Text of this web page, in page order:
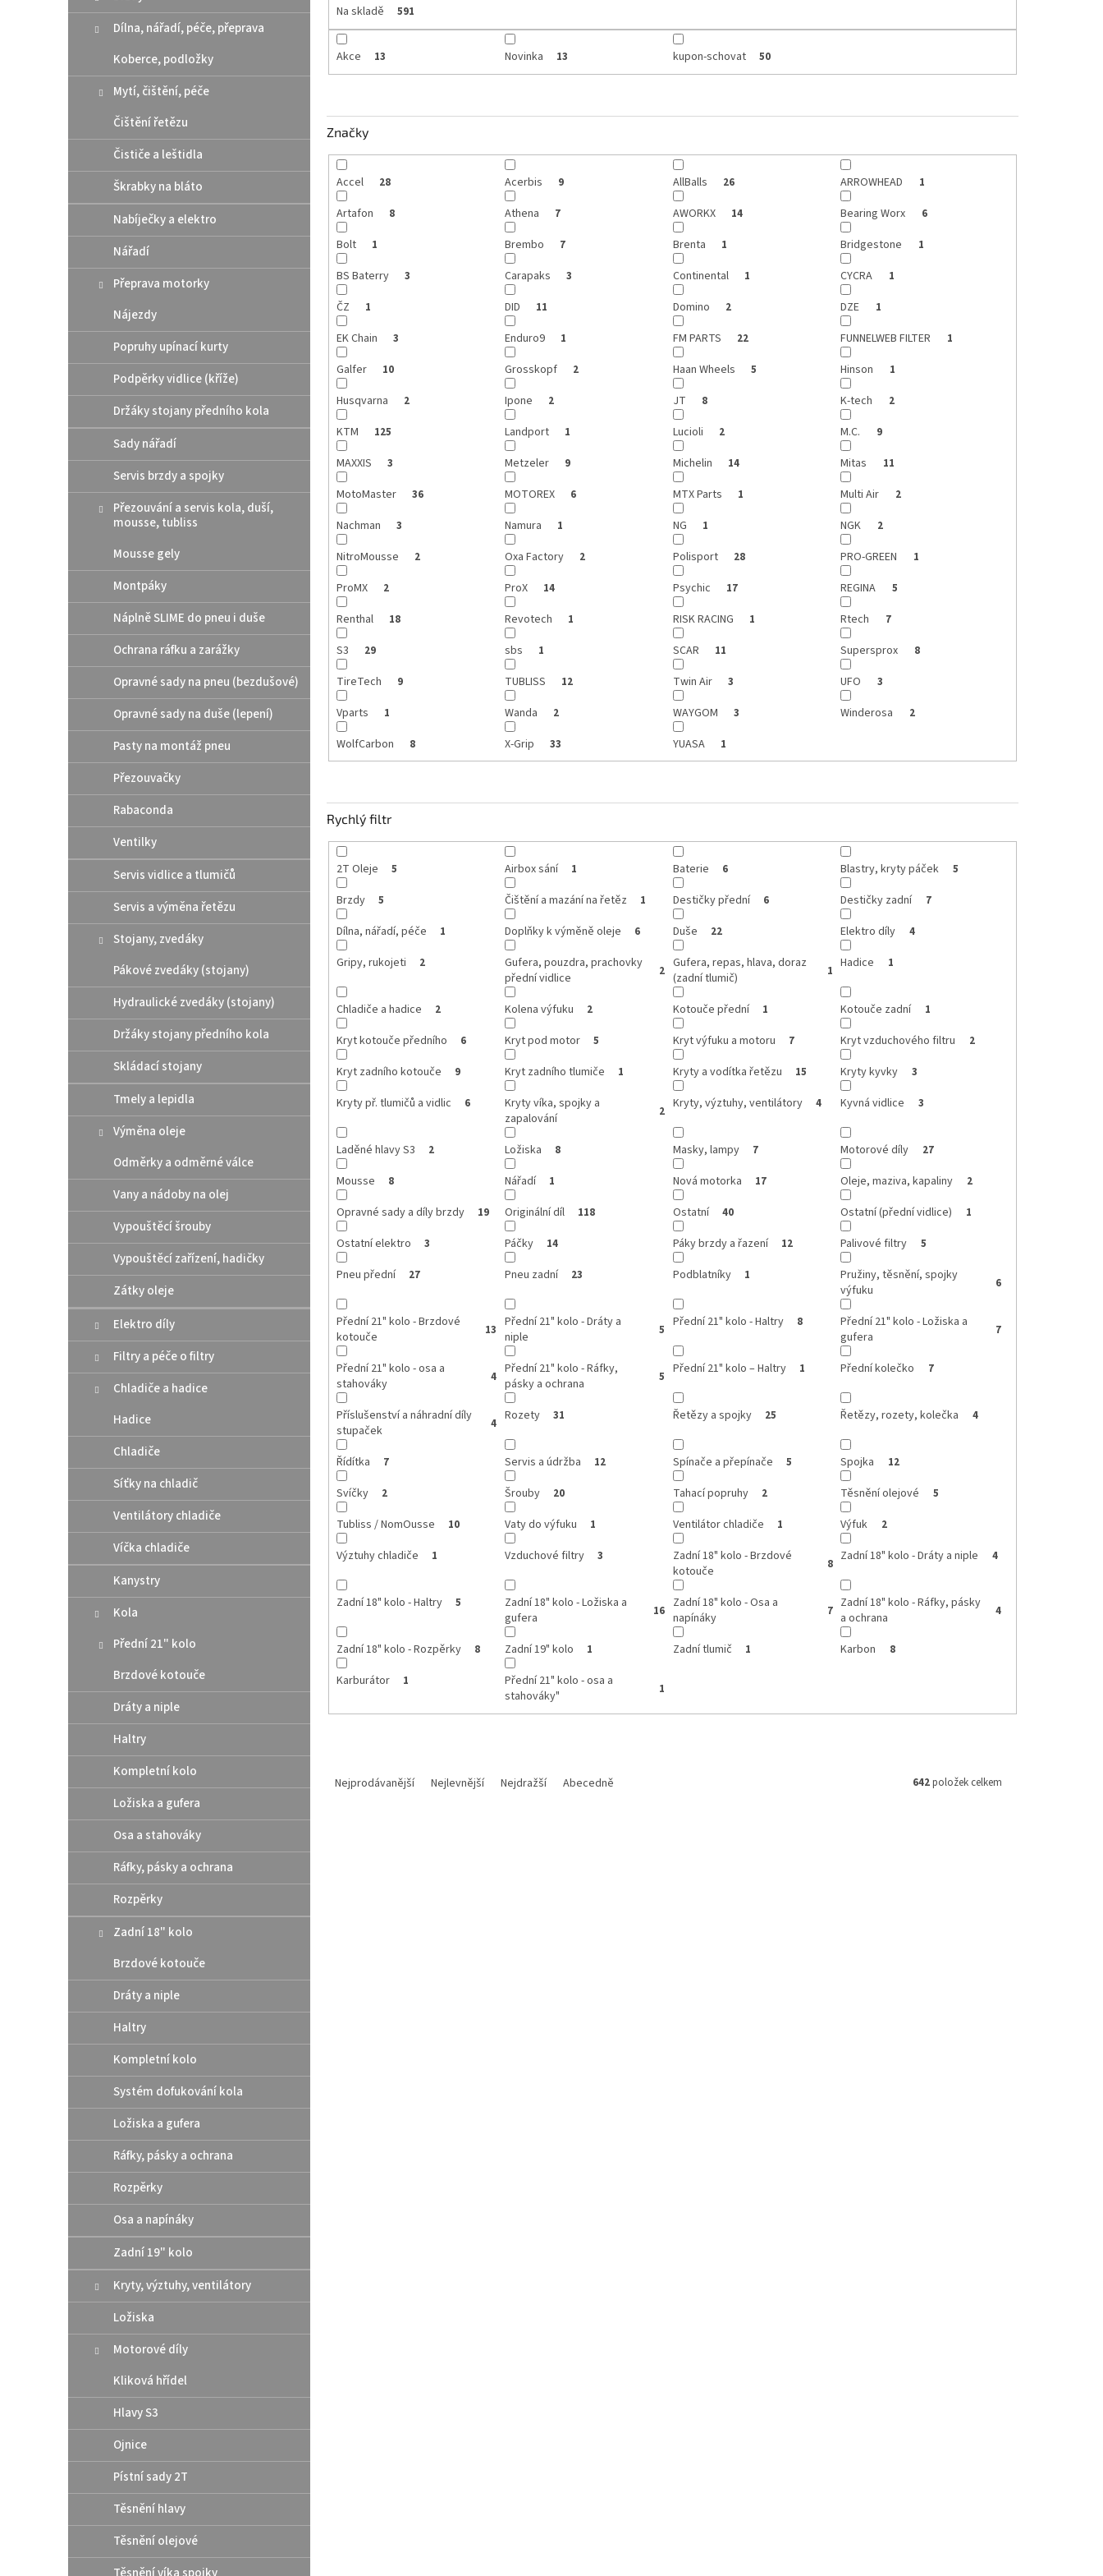
Dílna, nářadí, péče, přeprava
Koberce, podložky
Mytí, čištění, péče
Čištění řetězu
Čističe a leštidla
Škrabky na bláto
Nabíječky a elektro
Nářadí
Přeprava motorky
Nájezdy
Popruhy upínací kurty
Podpěrky vidlice (kříže)
Držáky stojany předního kola
Sady nářadí
Servis brzdy a spojky
Přezouvání a servis kola, duší,
mousse, tubliss
Mousse gely
Montpáky
Náplně SLIME do pneu i duše
Ochrana ráfku a zarážky
Opravné sady na pneu (bezdušové)
Opravné sady na duše (lepení)
Pasty na montáž pneu
Přezouvačky
Rabaconda
Ventilky
Servis vidlice a tlumičů
Servis a výměna řetězu
Stojany, zvedáky
Pákové zvedáky (stojany)
Hydraulické zvedáky (stojany)
Držáky stojany předního kola
Skládací stojany
Tmely a lepidla
Výměna oleje
Odměrky a odměrné válce
Vany a nádoby na olej
Vypouštěcí šrouby
Vypouštěcí zařízení, hadičky
Zátky oleje
Elektro díly
Filtry a péče o filtry
Chladiče a hadice
Hadice
Chladiče
Síťky na chladič
Ventilátory chladiče
Víčka chladiče
Kanystry
Kola
Přední 21" kolo
Brzdové kotouče
Dráty a niple
Haltry
Kompletní kolo
Ložiska a gufera
Osa a stahováky
Ráfky, pásky a ochrana
Rozpěrky
Zadní 18" kolo
Brzdové kotouče
Dráty a niple
Haltry
Kompletní kolo
Systém dofukování kola
Ložiska a gufera
Ráfky, pásky a ochrana
Rozpěrky
Osa a napínáky
Zadní 19" kolo
Kryty, výztuhy, ventilátory
Ložiska
Motorové díly
Kliková hřídel
Hlavy S3
Ojnice
Pístní sady 2T
Těsnění hlavy
Těsnění olejové
Na skladě 591
Akce 13 Novinka 13 kupon-schovat 50
Značky
Accel 28 Acerbis 9 AllBalls 26 ARROWHEAD 1
Artafon 8 Athena 7 AWORKX 14 Bearing Worx 6
Bolt 1 Brembo 7 Brenta 1 Bridgestone 1
BS Baterry 3 Carapaks 3 Continental 1 CYCRA 1
ČZ 1 DID 11 Domino 2 DZE 1
EK Chain 3 Enduro9 1 FM PARTS 22 FUNNELWEB FILTER 1
Galfer 10 Grosskopf 2 Haan Wheels 5 Hinson 1
Husqvarna 2 Ipone 2 JT 8 K-tech 2
KTM 125 Landport 1 Lucioli 2 M.C. 9
MAXXIS 3 Metzeler 9 Michelin 14 Mitas 11
MotoMaster 36 MOTOREX 6 MTX Parts 1 Multi Air 2
Nachman 3 Namura 1 NG 1 NGK 2
NitroMousse 2 Oxa Factory 2 Polisport 28 PRO-GREEN 1
ProMX 2 ProX 14 Psychic 17 REGINA 5
Renthal 18 Revotech 1 RISK RACING 1 Rtech 7
S3 29 sbs 1 SCAR 11 Supersprox 8
TireTech 9 TUBLISS 12 Twin Air 3 UFO 3
Vparts 1 Wanda 2 WAYGOM 3 Winderosa 2
WolfCarbon 8 X-Grip 33 YUASA 1
Rychlý filtr
2T Oleje 5 Airbox sání 1 Baterie 6 Blastry, kryty páček 5
Brzdy 5 Čištění a mazání na řetěz 1 Destičky přední 6 Destičky zadní 7
Dílna, nářadí, péče 1 Doplňky k výměně oleje 6 Duše 22 Elektro díly 4
Gripy, rukojeti 2
Gufera, pouzdra, prachovky
přední vidlice
2 Gufera, repas, hlava, doraz
(zadní tlumič)
1 Hadice 1
Chladiče a hadice 2 Kolena výfuku 2 Kotouče přední 1 Kotouče zadní 1
Kryt kotouče předního 6 Kryt pod motor 5 Kryt výfuku a motoru 7 Kryt vzduchového filtru 2
Kryt zadního kotouče 9 Kryt zadního tlumiče 1 Kryty a vodítka řetězu 15 Kryty kyvky 3
Kryty př. tlumičů a vidlic 6
Kryty víka, spojky a
zapalování
2 Kryty, výztuhy, ventilátory 4 Kyvná vidlice 3
Laděné hlavy S3 2 Ložiska 8 Masky, lampy 7 Motorové díly 27
Mousse 8 Nářadí 1 Nová motorka 17 Oleje, maziva, kapaliny 2
Opravné sady a díly brzdy 19 Originální díl 118 Ostatní 40 Ostatní (přední vidlice) 1
Ostatní elektro 3 Páčky 14 Páky brzdy a řazení 12 Palivové filtry 5
Pneu přední 27 Pneu zadní 23 Podblatníky 1
Pružiny, těsnění, spojky
výfuku
6
Přední 21" kolo - Brzdové
kotouče
13
Přední 21" kolo - Dráty a
niple
5 Přední 21" kolo - Haltry 8
Přední 21" kolo - Ložiska a
gufera
7
Přední 21" kolo - osa a
stahováky
4 Přední 21" kolo - Ráfky,
pásky a ochrana
5 Přední 21" kolo – Haltry 1 Přední kolečko 7
Příslušenství a náhradní díly
stupaček
4 Rozety 31 Řetězy a spojky 25 Řetězy, rozety, kolečka 4
Řídítka 7 Servis a údržba 12 Spínače a přepínače 5 Spojka 12
Svíčky 2 Šrouby 20 Tahací popruhy 2 Těsnění olejové 5
Tubliss / NomOusse 10 Vaty do výfuku 1 Ventilátor chladiče 1 Výfuk 2
Výztuhy chladiče 1 Vzduchové filtry 3
Zadní 18" kolo - Brzdové
kotouče
8 Zadní 18" kolo - Dráty a niple 4
Zadní 18" kolo - Haltry 5
Zadní 18" kolo - Ložiska a
gufera
16
Zadní 18" kolo - Osa a
napínáky
7 Zadní 18" kolo - Ráfky, pásky
a ochrana
4
Zadní 18" kolo - Rozpěrky 8 Zadní 19" kolo 1 Zadní tlumič 1 Karbon 8
Karburátor 1
Přední 21" kolo - osa a
stahováky"
1
Nejprodávanější Nejlevnější Nejdražší Abecedně 642položek celkem